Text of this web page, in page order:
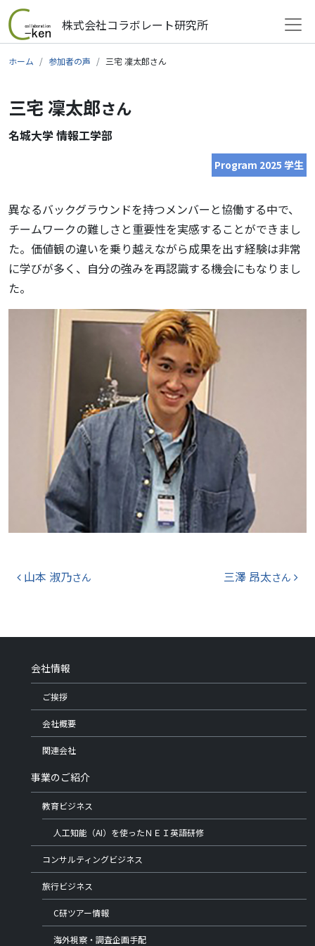
コンテンツへスキップ
メインナビゲーション
株式会社コラボレート研究所
ホーム 参加者の声 三宅 凜太郎さん
三宅 凜太郎さん
名城大学 情報工学部
Program 2025 学生
異なるバックグラウンドを持つメンバーと協働する中で、
チームワークの難しさと重要性を実感することができまし
た。価値観の違いを乗り越えながら成果を出す経験は非常
に学びが多く、自分の強みを再認識する機会にもなりまし
た。
投稿ナビゲーション
山本 淑乃さん 三澤 昂太さん
会社情報
ご挨拶
会社概要
関連会社
事業のご紹介
教育ビジネス
人工知能（AI）を使ったＮＥＩ英語研修
コンサルティングビジネス
旅行ビジネス
C研ツアー情報
海外視察・調査企画手配